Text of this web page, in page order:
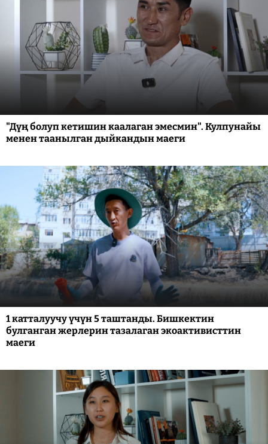
"Дүң болуп кетишин каалаган эмесмин". Кулпунайы
менен таанылган дыйкандын маеги
1 катталуучу үчүн 5 таштанды. Бишкектин
булганган жерлерин тазалаган экоактивисттин
маеги